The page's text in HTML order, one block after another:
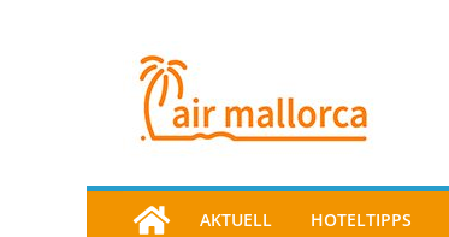
AKTUELL HOTELTIPPS